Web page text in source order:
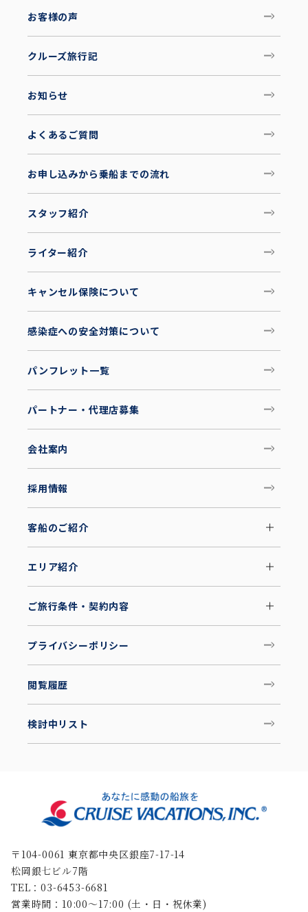
お客様の声
クルーズ旅行記
お知らせ
よくあるご質問
お申し込みから乗船までの流れ
スタッフ紹介
ライター紹介
キャンセル保険について
感染症への安全対策について
パンフレット一覧
パートナー・代理店募集
会社案内
採用情報
客船のご紹介
エリア紹介
ご旅行条件・契約内容
プライバシーポリシー
閲覧履歴
検討中リスト
〒104-0061 東京都中央区銀座7-17-14
松岡銀七ビル7階
TEL：03-6453-6681
営業時間：10:00〜17:00 (土・日・祝休業)